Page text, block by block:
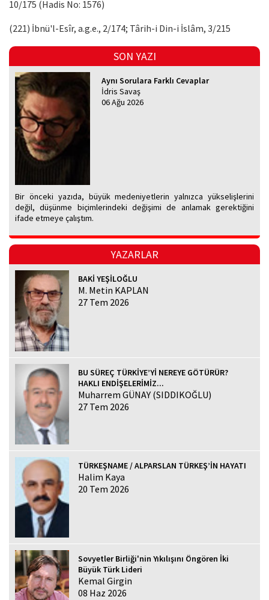
10/175 (Hadis No: 1576)
(221) İbnü'l-Esîr, a.g.e., 2/174; Târih-i Din-i İslâm, 3/215
SON YAZI
Aynı Sorulara Farklı Cevaplar
İdris Savaş
06 Ağu 2026
Bir önceki yazıda, büyük medeniyetlerin yalnızca yükselişlerini
değil, düşünme biçimlerindeki değişimi de anlamak gerektiğini
ifade etmeye çalıştım.
YAZARLAR
BAKİ YEŞİLOĞLU
M. Metin KAPLAN
27 Tem 2026
BU SÜREÇ TÜRKİYE’Yİ NEREYE GÖTÜRÜR?
HAKLI ENDİŞELERİMİZ...
Muharrem GÜNAY (SIDDIKOĞLU)
27 Tem 2026
TÜRKEŞNAME / ALPARSLAN TÜRKEŞ’İN HAYATI
Halim Kaya
20 Tem 2026
Sovyetler Birliği'nin Yıkılışını Öngören İki
Büyük Türk Lideri
Kemal Girgin
08 Haz 2026